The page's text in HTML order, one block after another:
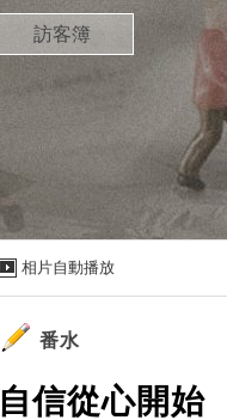
訪客簿
相片自動播放
番水
自信從心開始